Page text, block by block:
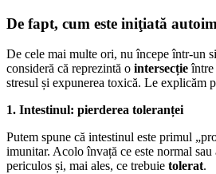
De fapt, cum este iniţiată
De cele mai multe ori, nu începe într-un
consideră că reprezintă o intersecțieîntre
stresul și expunerea toxică. Le explicăm
1. Intestinul: pierderea toleranței
Putem spune că intestinul este primul
imunitar. Acolo învață ce este normal sau
periculos și, mai ales, ce trebuie tolerat.